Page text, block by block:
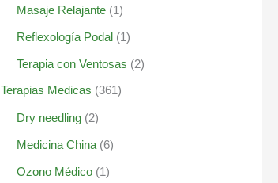
Masaje Relajante(1)
Reflexología Podal(1)
Terapia con Ventosas (2)
Terapias Medicas (361)
Dry needling(2)
Medicina China(6)
Ozono Médico(1)